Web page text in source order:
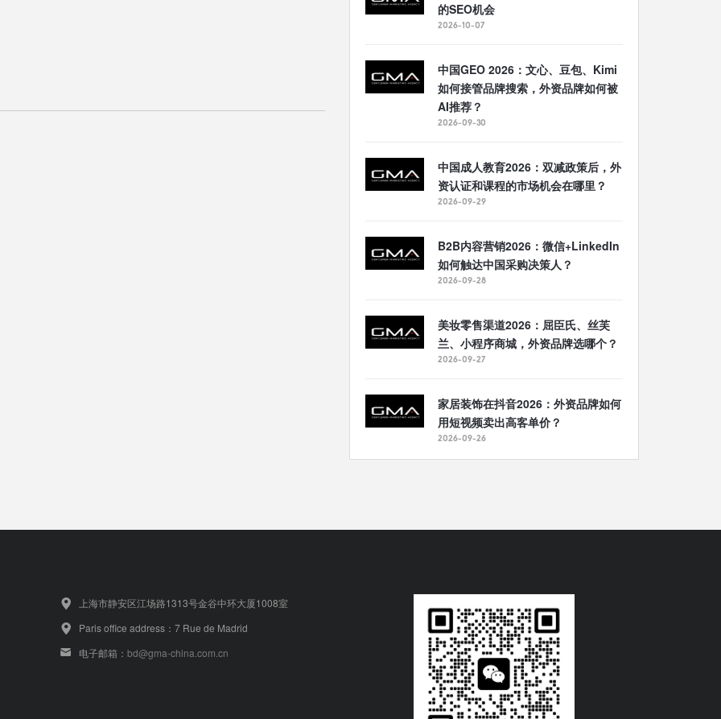
的SEO机会
2026-10-07
中国GEO 2026：文心、豆包、Kimi
如何接管品牌搜索，外资品牌如何被
AI推荐？
2026-09-30
中国成人教育2026：双减政策后，外
资认证和课程的市场机会在哪里？
2026-09-29
B2B内容营销2026：微信+LinkedIn
如何触达中国采购决策人？
2026-09-28
美妆零售渠道2026：屈臣氏、丝芙
兰、小程序商城，外资品牌选哪个？
2026-09-27
家居装饰在抖音2026：外资品牌如何
用短视频卖出高客单价？
2026-09-26
上海市静安区江场路1313号金谷中环大厦1008室
Paris office address：7 Rue de Madrid
电子邮箱： bd@gma-china.com.cn